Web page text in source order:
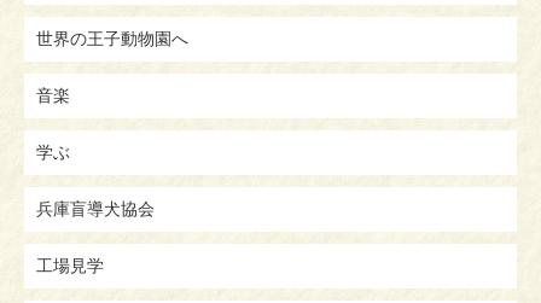
世界の王子動物園へ
音楽
学ぶ
兵庫盲導犬協会
工場見学